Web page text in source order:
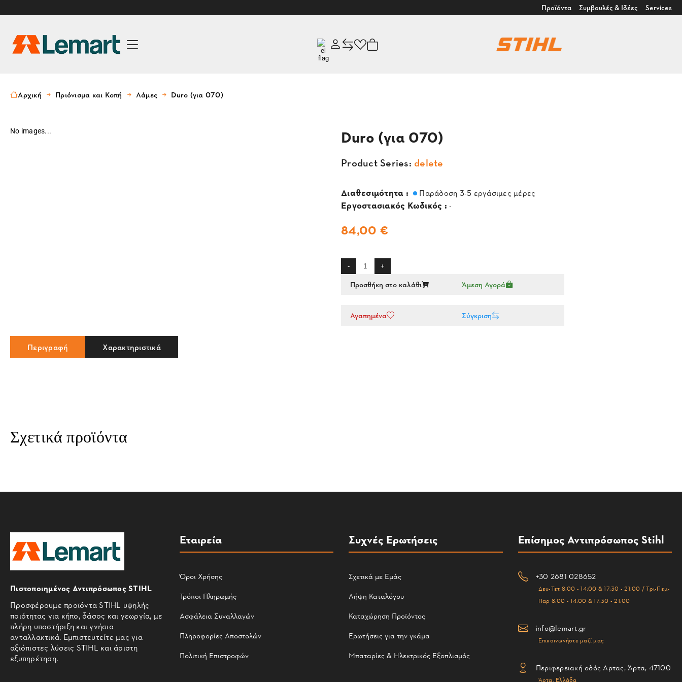
Προϊόντα Συμβουλές & Ιδέες Services
Αρχική Πριόνισμα και Κοπή Λάμες Duro (για 070)
No images... Duro (για 070)
Product Series: delete
Διαθεσιμότητα : Παράδοση 3-5 εργάσιμες μέρες
Εργοστασιακός Κωδικός : -
84,00 €
- +
Προσθήκη στο καλάθι Άμεση Αγορά
Αγαπημένα Σύγκριση
Περιγραφή Χαρακτηριστικά
Σχετικά προϊόντα
Πιστοποιημένος Αντιπρόσωπος STIHL
Προσφέρουμε προϊόντα STIHL υψηλής
ποιότητας για κήπο, δάσος και γεωργία, με
πλήρη υποστήριξη και γνήσια
ανταλλακτικά. Εμπιστευτείτε μας για
αξιόπιστες λύσεις STIHL και άριστη
εξυπηρέτηση.
Εταιρεία
Όροι Χρήσης
Τρόποι Πληρωμής
Ασφάλεια Συναλλαγών
Πληροφορίες Αποστολών
Πολιτική Επιστροφών
Συχνές Ερωτήσεις
Σχετικά με Εμάς
Λήψη Καταλόγου
Καταχώρηση Προϊόντος
Ερωτήσεις για την γκάμα
Μπαταρίες & Ηλεκτρικός Εξοπλισμός
Επίσημος Αντιπρόσωπος Stihl
+30 2681 028652
Δευ-Τετ 8:00 - 14:00 & 17:30 - 21:00 / Τρι-Πεμ-
Παρ 8:00 - 14:00 & 17:30 - 21:00
info@lemart.gr
Επικοινωνήστε μαζί μας
Περιφερειακή οδός Αρτας, Άρτα, 47100
Άρτα, Ελλάδα